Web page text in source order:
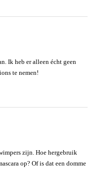
Ik heb er alleen écht geen
te nemen!
zijn. Hoe hergebruik
op? Of is dat een domme